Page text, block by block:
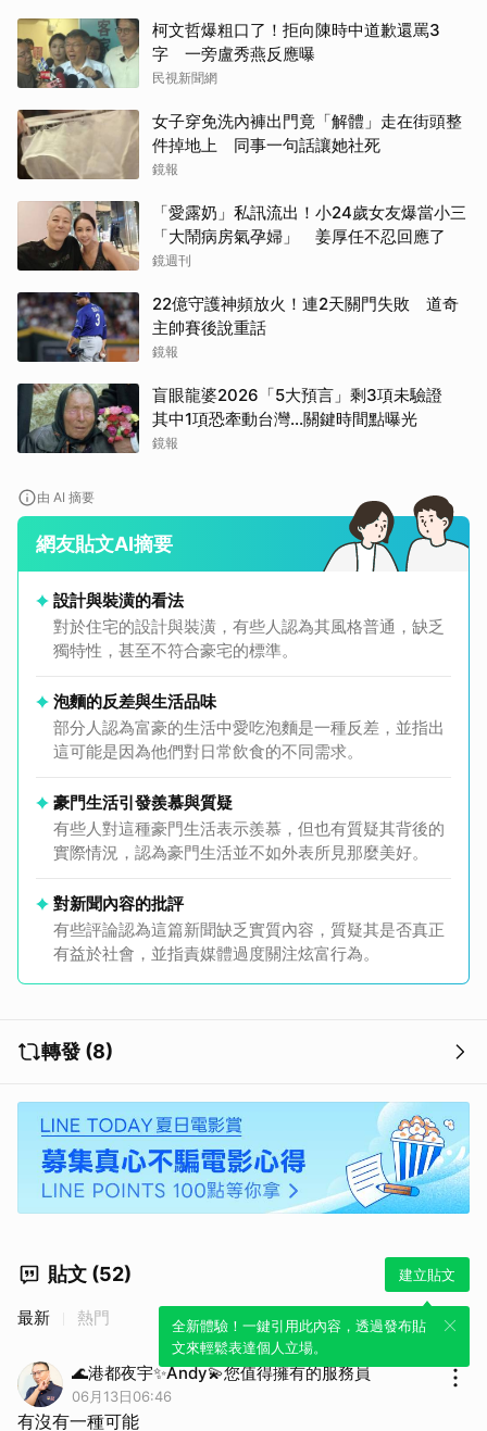
柯文哲爆粗口了！拒向陳時中道歉還罵3
字 一旁盧秀燕反應曝
民視新聞網
女子穿免洗內褲出門竟「解體」走在街頭整
件掉地上 同事一句話讓她社死
鏡報
「愛露奶」私訊流出！小24歲女友爆當小三
「大鬧病房氣孕婦」 姜厚任不忍回應了
鏡週刊
22億守護神頻放火！連2天關門失敗 道奇
主帥賽後說重話
鏡報
盲眼龍婆2026「5大預言」剩3項未驗證
其中1項恐牽動台灣...關鍵時間點曝光
鏡報
由 AI 摘要
網友貼文AI摘要
設計與裝潢的看法
對於住宅的設計與裝潢，有些人認為其風格普通，缺乏
獨特性，甚至不符合豪宅的標準。
泡麵的反差與生活品味
部分人認為富豪的生活中愛吃泡麵是一種反差，並指出
這可能是因為他們對日常飲食的不同需求。
豪門生活引發羨慕與質疑
有些人對這種豪門生活表示羨慕，但也有質疑其背後的
實際情況，認為豪門生活並不如外表所見那麼美好。
對新聞內容的批評
有些評論認為這篇新聞缺乏實質內容，質疑其是否真正
有益於社會，並指責媒體過度關注炫富行為。
轉發 (8)
貼文 (52) 建立貼文
全新體驗！一鍵引用此內容，透過發布貼
文來輕鬆表達個人立場。
最新 熱門
🌊港都夜宇✨Andy💫您值得擁有的服務員
06月13日06:46
有沒有一種可能